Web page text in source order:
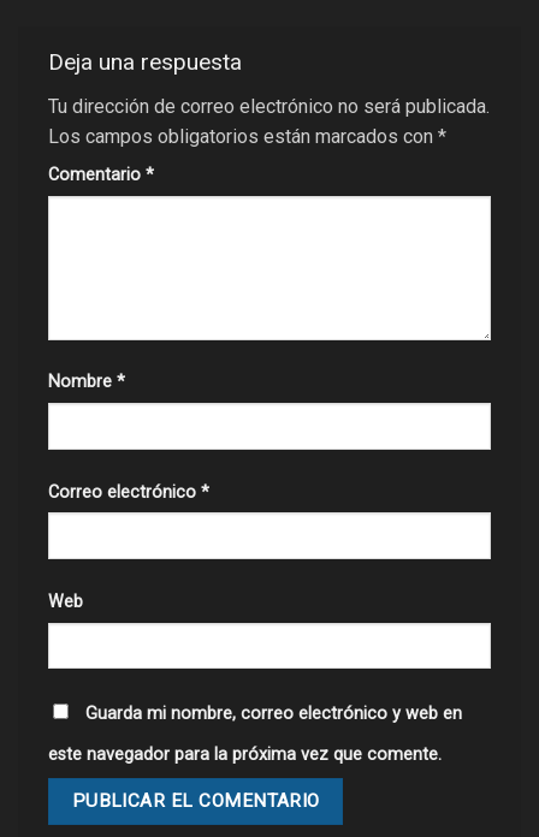
Deja una respuesta
Tu dirección de correo electrónico no será publicada.
Los campos obligatorios están marcados con *
Comentario *
Nombre *
Correo electrónico *
Web
Guarda mi nombre, correo electrónico y web en
este navegador para la próxima vez que comente.